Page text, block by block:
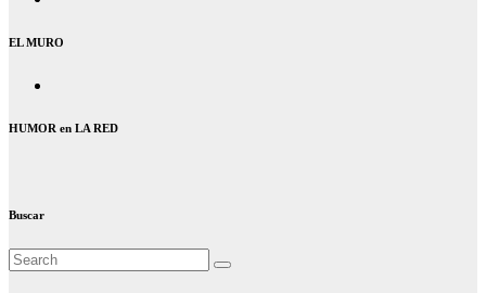
EL MURO
HUMOR en LA RED
Buscar